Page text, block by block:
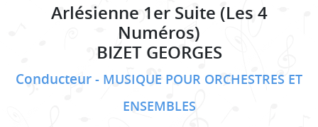
Arlésienne 1er Suite (Les 4
Numéros)
BIZET GEORGES
Conducteur
MUSIQUE POUR ORCHESTRES ET
ENSEMBLES